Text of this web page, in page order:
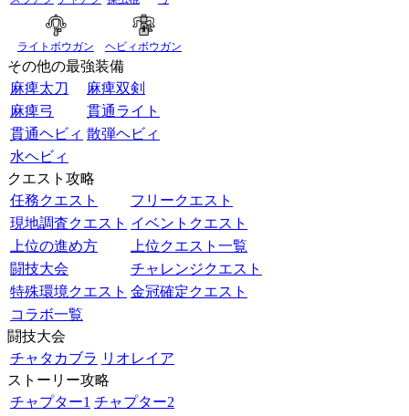
ライトボウガン ヘビィボウガン
その他の最強装備
麻痺太刀
麻痺双剣
麻痺弓
貫通ライト
貫通ヘビィ 散弾ヘビィ
水ヘビィ
クエスト攻略
任務クエスト
フリークエスト
現地調査クエスト イベントクエスト
上位の進め方
上位クエスト一覧
闘技大会
チャレンジクエスト
特殊環境クエスト 金冠確定クエスト
コラボ一覧
闘技大会
チャタカブラ リオレイア
ストーリー攻略
チャプター1 チャプター2